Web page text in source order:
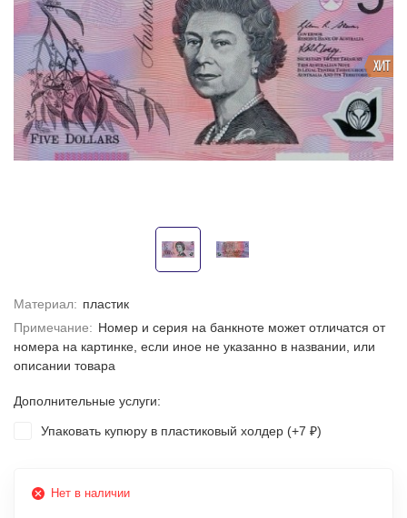
ХИТ
Материал: пластик
Примечание: Номер и серия на банкноте может отличатся от
номера на картинке, если иное не указанно в названии, или
описании товара
Дополнительные услуги:
Упаковать купюру в пластиковый холдер (+7 ₽)
Нет в наличии